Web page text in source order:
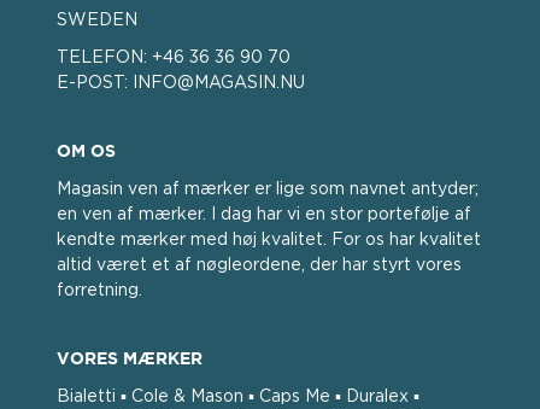
SWEDEN
TELEFON: +46 36 36 90 70
E-POST:
INFO@MAGASIN.NU
OM OS
Magasin ven af ​​mærker er lige som navnet antyder;
en ven af ​​mærker. I dag har vi en stor portefølje af
kendte mærker med høj kvalitet. For os har kvalitet
altid været et af nøgleordene, der har styrt vores
forretning.
VORES MÆRKER
Bialetti ▪ Cole & Mason ▪ Caps Me ▪ Duralex ▪